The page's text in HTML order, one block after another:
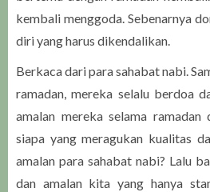
kembali menggoda. Sebenarnya
diri yang harus dikendalikan.
Berkaca dari para sahabat nabi.
ramadan, mereka selalu berdoa
amalan mereka selama ramadan
siapa yang meragukan kualitas
amalan para sahabat nabi? Lalu
dan amalan kita yang hanya